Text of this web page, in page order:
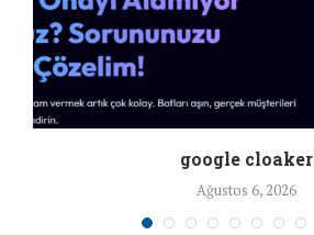
google cloaker
Ağustos 6, 2026